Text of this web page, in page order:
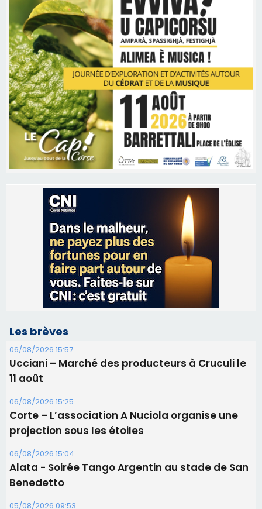
Les brèves
06/08/2026 15:57
Ucciani – Marché des producteurs à Cruculi le
06/08/2026 15:25
Corte – L’association A Nuciola organise une
06/08/2026 15:04
Alata - Soirée Tango Argentin au stade de San
Benedetto
05/08/2026 09:53
Biguglia : messe de la Sainte-Marie et
procession le 14 août
31/07/2026 08:24
Tennis - Début ce week-end du tournoi du
RCPV
31/07/2026 08:22